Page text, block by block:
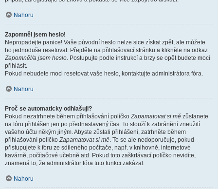
Nahoru
Zapomněl jsem heslo!
Nepropadejte panice! Vaše původní heslo nelze sice získat zpět, ale můžete
ho jednoduše resetovat. Přejděte na přihlašovací stránku a klikněte na odkaz
Zapomněl/a jsem heslo. Postupujte podle instrukcí a brzy se opět budete moci
přihlásit.
Pokud nebudete moci resetovat vaše heslo, kontaktujte administrátora fóra.
Nahoru
Proč se automaticky odhlašuji?
Pokud nezatrhnete během přihlašování políčkoZapamatovat si mě zůstanete
na fóru přihlášen jen po přednastavený čas. To slouží k zabránění zneužití
vašeho účtu někým jiným. Abyste zůstali přihlášeni, zatrhněte během
přihlašování políčkoZapamatovat si mě. To se ale nedoporučuje, pokud
přistupujete k fóru ze sdíleného počítače, např. v knihovně, internetové
kavárně, počítačové učebně atd. Pokud toto zaškrtávací políčko nevidíte,
znamená to, že administrátor fóra tuto funkci zakázal.
Nahoru